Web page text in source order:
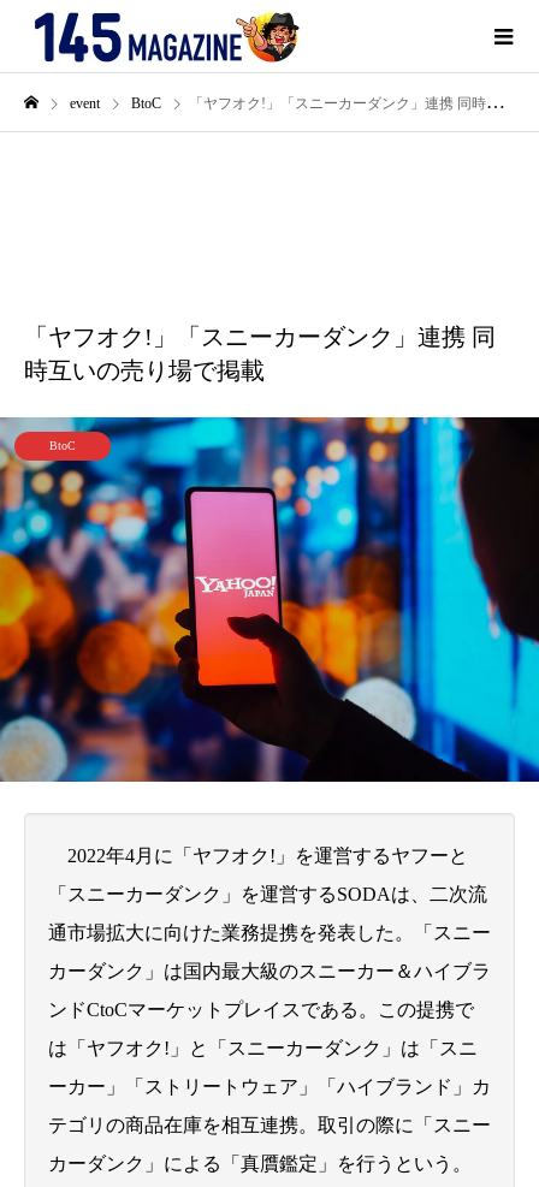
event BtoC 「ヤフオク!」「スニーカーダンク」連携 同時互いの売り場で掲載
「ヤフオク!」「スニーカーダンク」連携 同
時互いの売り場で掲載
BtoC
2022年4月に「ヤフオク!」
を運営するヤフーと
「スニーカーダンク」を運営するSODAは、二次流
通市場拡大に向けた業務提携を発表した。「スニー
カーダンク」は国内最大級のスニーカー＆ハイブラ
ンドCtoCマーケットプレイスである。この提携で
は「ヤフオク!」と「スニーカーダンク」は「スニ
ーカー」「ストリートウェア」「ハイブランド」カ
テゴリの商品在庫を相互連携。取引の際に「スニー
カーダンク」による「真贋鑑定」を行うという。